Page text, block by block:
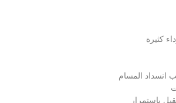
كثيرة
انسداد المسام
باستمرار